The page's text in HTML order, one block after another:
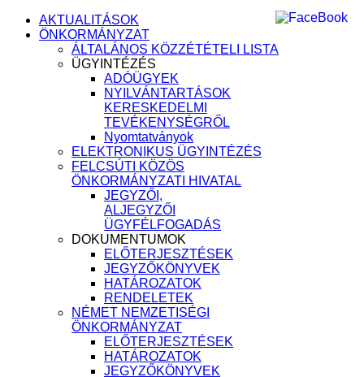
AKTUALITÁSOK
ÖNKORMÁNYZAT
ÁLTALÁNOS KÖZZÉTÉTELI LISTA
ÜGYINTÉZÉS
ADÓÜGYEK
NYILVÁNTARTÁSOK
KERESKEDELMI
TEVÉKENYSÉGRŐL
Nyomtatványok
ELEKTRONIKUS ÜGYINTÉZÉS
FELCSÚTI KÖZÖS
ÖNKORMÁNYZATI HIVATAL
JEGYZŐI,
ALJEGYZŐI
ÜGYFÉLFOGADÁS
DOKUMENTUMOK
ELŐTERJESZTÉSEK
JEGYZŐKÖNYVEK
HATÁROZATOK
RENDELETEK
NÉMET NEMZETISÉGI
ÖNKORMÁNYZAT
ELŐTERJESZTÉSEK
HATÁROZATOK
JEGYZŐKÖNYVEK